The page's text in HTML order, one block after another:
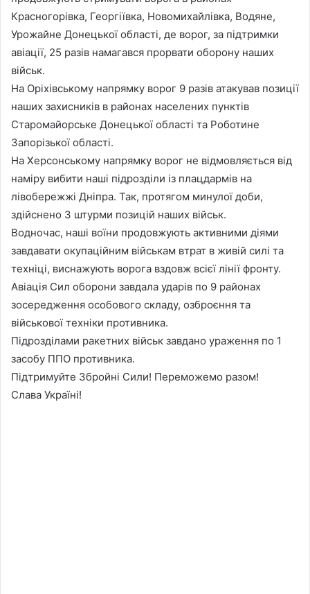
Красногорівка, Георгіївка, Новомихайлівка, Водяне,
Урожайне Донецької області, де ворог, за підтримки
авіації, 25 разів намагався прорвати оборону наших
військ.
На Оріхівському напрямку ворог 9 разів атакував позиції
наших захисників в районах населених пунктів
Старомайорське Донецької області та Роботине
Запорізької області.
На Херсонському напрямку ворог не відмовляється від
наміру вибити наші підрозділи із плацдармів на
лівобережжі Дніпра. Так, протягом минулої доби,
здійснено 3 штурми позицій наших військ.
Водночас, наші воїни продовжують активними діями
завдавати окупаційним військам втрат в живій силі та
техніці, виснажують ворога вздовж всієї лінії фронту.
Авіація Сил оборони завдала ударів по 9 районах
зосередження особового складу, озброєння та
військової техніки противника.
Підрозділами ракетних військ завдано ураження по 1
засобу ППО противника.
Підтримуйте Збройні Сили! Переможемо разом!
Слава Україні!